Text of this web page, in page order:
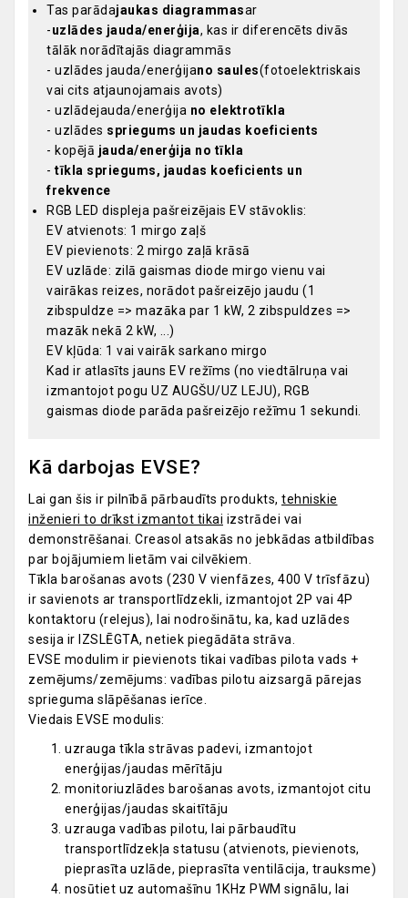
Tas parādajaukas diagrammasar
-uzlādes jauda/enerģija, kas ir diferencēts divās
tālāk norādītajās diagrammās
- uzlādes jauda/enerģijano saules(fotoelektriskais
vai cits atjaunojamais avots)
- uzlādejauda/enerģija no elektrotīkla
- uzlādes spriegums un jaudas koeficients
- kopējā jauda/enerģija no tīkla
- tīkla spriegums, jaudas koeficients un
frekvence
RGB LED displeja pašreizējais EV stāvoklis:
EV atvienots: 1 mirgo zaļš
EV pievienots: 2 mirgo zaļā krāsā
EV uzlāde: zilā gaismas diode mirgo vienu vai
vairākas reizes, norādot pašreizējo jaudu (1
zibspuldze => mazāka par 1 kW, 2 zibspuldzes =>
mazāk nekā 2 kW, ...)
EV kļūda: 1 vai vairāk sarkano mirgo
Kad ir atlasīts jauns EV režīms (no viedtālruņa vai
izmantojot pogu UZ AUGŠU/UZ LEJU), RGB
gaismas diode parāda pašreizējo režīmu 1 sekundi.
Kā darbojas EVSE?
Lai gan šis ir pilnībā pārbaudīts produkts, tehniskie
inženieri to drīkst izmantot tikai izstrādei vai
demonstrēšanai. Creasol atsakās no jebkādas atbildības
par bojājumiem lietām vai cilvēkiem.
Tīkla barošanas avots (230 V vienfāzes, 400 V trīsfāzu)
ir savienots ar transportlīdzekli, izmantojot 2P vai 4P
kontaktoru (relejus), lai nodrošinātu, ka, kad uzlādes
sesija ir IZSLĒGTA, netiek piegādāta strāva.
EVSE modulim ir pievienots tikai vadības pilota vads +
zemējums/zemējums: vadības pilotu aizsargā pārejas
sprieguma slāpēšanas ierīce.
Viedais EVSE modulis:
uzrauga tīkla strāvas padevi, izmantojot
enerģijas/jaudas mērītāju
monitoriuzlādes barošanas avots, izmantojot citu
enerģijas/jaudas skaitītāju
uzrauga vadības pilotu, lai pārbaudītu
transportlīdzekļa statusu (atvienots, pievienots,
pieprasīta uzlāde, pieprasīta ventilācija, trauksme)
nosūtiet uz automašīnu 1KHz PWM signālu, lai